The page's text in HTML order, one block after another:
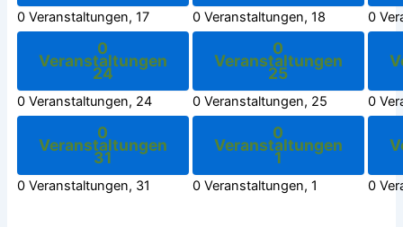
0 Veranstaltungen, 17 0 Veranstaltungen, 18 0
0
Veranstaltungen
24
0 Veranstaltungen, 24
0
Veranstaltungen
25
0 Veranstaltungen, 25 0
0
Veranstaltungen
31
0 Veranstaltungen, 31
0
Veranstaltungen
1
0 Veranstaltungen, 1 0